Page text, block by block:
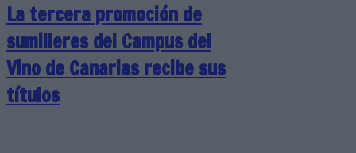
La tercera promoción de
sumilleres del Campus del
Vino de Canarias recibe sus
títulos